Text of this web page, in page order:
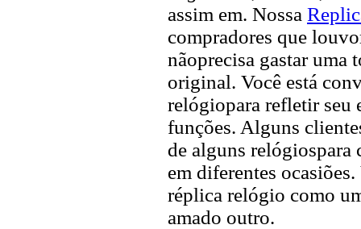
assim em. Nossa
compradores que
nãoprecisa gastar uma
original. Você está
relógiopara refletir seu
funções. Alguns
de alguns relógiospara
em diferentes
réplica relógio como
amado outro.